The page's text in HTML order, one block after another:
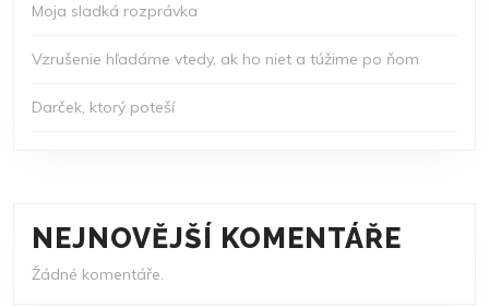
Moja sladká rozprávka
Vzrušenie hľadáme vtedy, ak ho niet a túžime po ňom
Darček, ktorý poteší
NEJNOVĚJŠÍ KOMENTÁŘE
Žádné komentáře.